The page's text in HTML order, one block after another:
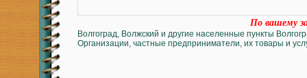
По вашему
Волгоград, Волжский и другие населенные пункты
Организации, частные предприниматели, их товары и